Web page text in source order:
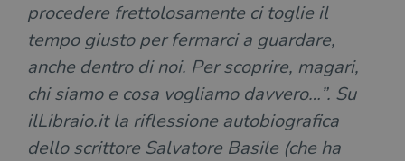
procedere frettolosamente ci toglie il
tempo giusto per fermarci a guardare,
anche dentro di noi. Per scoprire, magari,
chi siamo e cosa vogliamo davvero…”. Su
ilLibraio.it la riflessione autobiografica
dello scrittore Salvatore Basile (che ha